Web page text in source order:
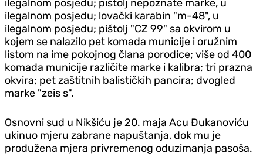
ilegalnom posjedu; pištolj nepoznate marke, u
ilegalnom posjedu; lovački karabin "m-48", u
ilegalnom posjedu; pištolj "CZ 99" sa okvirom u
kojem se nalazilo pet komada municije i oružnim
listom na ime pokojnog člana porodice; više od 400
komada municije različite marke i kalibra; tri prazna
okvira; pet zaštitnih balističkih pancira; dvogled
marke "zeis s".
Osnovni sud u Nikšiću je 20. maja Acu Đukanoviću
ukinuo mjeru zabrane napuštanja, dok mu je
produžena mjera privremenog oduzimanja pasoša.